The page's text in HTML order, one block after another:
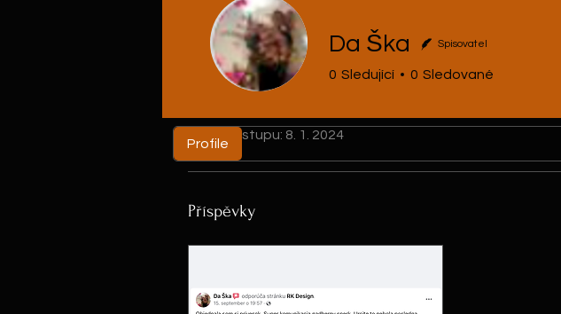
Profil
Datum vstupu: 8. 1. 2024
Příspěvky
Da Ška Spisovatel
0 Sledující 0 Sledované
Profile